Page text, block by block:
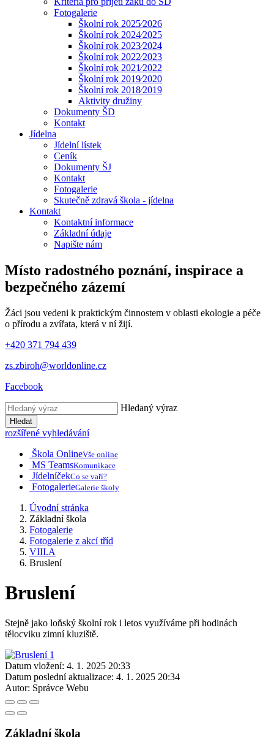
Fotogalerie
Školní rok 2025⁄2026
Školní rok 2024⁄2025
Školní rok 2023⁄2024
Školní rok 2022⁄2023
Školní rok 2021⁄2022
Školní rok 2019⁄2020
Školní rok 2018⁄2019
Aktivity družiny
Dokumenty ŠD
Kontakt
Jídelna
Jídelní lístek
Ceník
Dokumenty ŠJ
Kontakt
Fotogalerie
Skutečně zdravá škola - jídelna
Kontakt
Kontaktní informace
Základní údaje
Napište nám
Místo radostného poznání, inspirace a
bezpečného zázemí
Žáci jsou vedeni k praktickým činnostem v oblasti ekologie a péče
o přírodu a zvířata, která v ní žijí.
+420 371 794 439
zs.zbiroh@worldonline.cz
Facebook
Hledaný výraz
Hledat
rozšířené vyhledávání
Škola OnlineVše online
MS TeamsKomunikace
JídelníčekCo se vaří?
FotogalerieGalerie školy
Úvodní stránka
Základní škola
Fotogalerie
Fotogalerie z akcí tříd
VIII.A
Bruslení
Bruslení
Stejně jako loňský školní rok i letos využíváme při hodinách
tělocviku zimní kluziště.
Datum vložení: 4. 1. 2025 20:33
Datum poslední aktualizace: 4. 1. 2025 20:34
Autor: Správce Webu
Základní škola